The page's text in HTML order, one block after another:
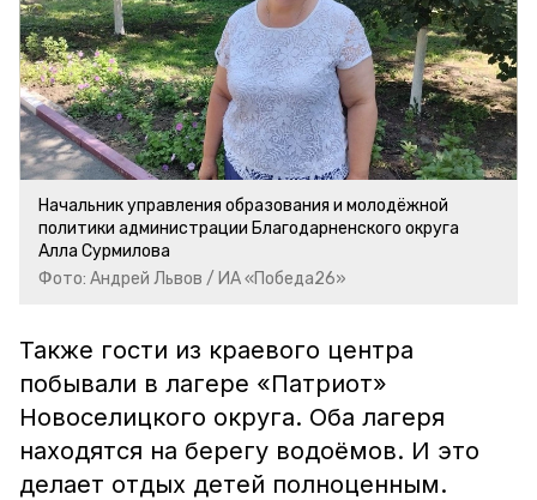
Начальник управления образования и молодёжной
политики администрации Благодарненского округа
Алла Сурмилова
Фото: Андрей Львов / ИА «Победа26»
Также гости из краевого центра
побывали в лагере «Патриот»
Новоселицкого округа. Оба лагеря
находятся на берегу водоёмов. И это
делает отдых детей полноценным.